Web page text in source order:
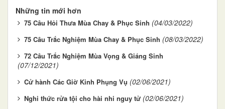
Những tin mới hơn
75 Câu Hỏi Thưa Mùa Chay & Phục Sinh (04/03/2022)
75 Câu Trắc Nghiệm Mùa Chay & Phục Sinh (08/03/2022)
72 Câu Trắc Nghiệm Mùa Vọng & Giáng Sinh
(07/12/2021)
Cử hành Các Giờ Kinh Phụng Vụ (02/06/2021)
Nghi thức rửa tội cho hài nhi nguy tử (02/06/2021)